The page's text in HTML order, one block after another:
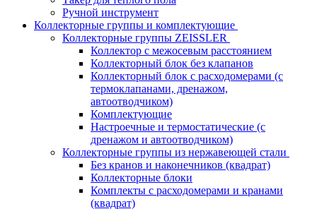
Ручной инструмент
Коллекторные группы и комплектующие
Коллекторные группы ZEISSLER
Коллектор с межосевым расстоянием
Коллекторный блок без клапанов
Коллекторный блок с расходомерами (с
термоклапанами, дренажом,
автоотводчиком)
Комплектующие
Настроечные и термостатические (с
дренажом и автоотводчиком)
Коллекторные группы из нержавеющей стали
Без кранов и наконечников (квадрат)
Коллекторные блоки
Комплекты с расходомерами и кранами
(квадрат)